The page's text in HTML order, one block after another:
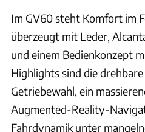
Im GV60 steht Komfort im
überzeugt mit Leder,
und einem Bedienkonzept
Highlights sind die
Getriebewahl, ein
Augmented-Reality-
Fahrdynamik unter